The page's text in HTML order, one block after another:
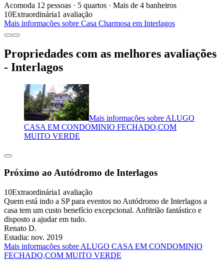
Acomoda 12 pessoas · 5 quartos · Mais de 4 banheiros
10Extraordinária1 avaliação
Mais informações sobre Casa Charmosa em Interlagos
Propriedades com as melhores avaliações
- Interlagos
Mais informações sobre ALUGO
CASA EM CONDOMINIO FECHADO,COM
MUITO VERDE
Próximo ao Autódromo de Interlagos
10Extraordinária1 avaliação
Quem está indo a SP para eventos no Autódromo de Interlagos a
casa tem um custo benefício excepcional. Anfitrião fantástico e
disposto a ajudar em tudo.
Renato D.
Estadia: nov. 2019
Mais informações sobre ALUGO CASA EM CONDOMINIO
FECHADO,COM MUITO VERDE